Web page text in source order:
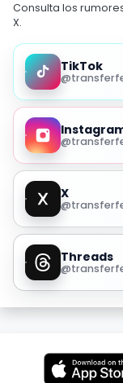
Consulta los
X.
TikTok
X
Threads